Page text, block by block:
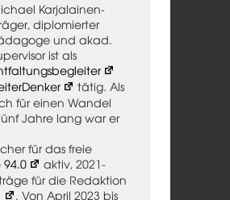
Karjalainen-
diplomierter
und akad.
ist als
tätig. Als
für einen Wandel
Jahre lang war er
für das freie
aktiv, 2021-
für die Redaktion
. Von April 2023 bis